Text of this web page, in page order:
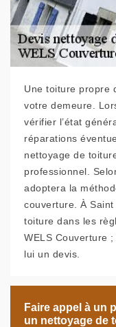
Une toiture propre
votre demeure.
vérifier l’état
réparations
nettoyage de
professionnel.
adoptera la
couverture. À
toiture dans les
WELS Couverture
lui un devis.
Faire appel à un
un nettoyage de